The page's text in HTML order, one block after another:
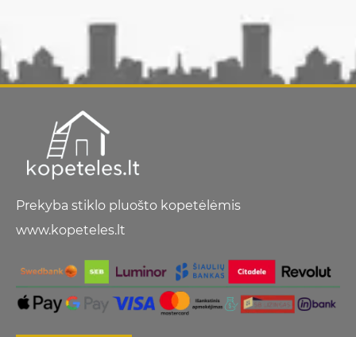
Prekyba stiklo pluošto kopetėlėmis
www.kopeteles.lt